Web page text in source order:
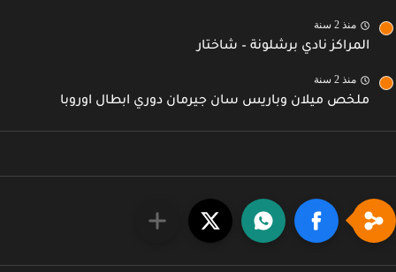
منذ 2 سنة
المراكز نادي برشلونة – شاختار
منذ 2 سنة
ملخص ميلان وباريس سان جيرمان دوري ابطال اوروبا